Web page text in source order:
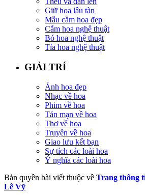
Giữ hoa lâu tàn
Mẫu cắm hoa đẹp
Cắm hoa nghệ thuật
Bó hoa nghệ thuật
Tỉa hoa nghệ thuật
GIẢI TRÍ
Ảnh hoa đẹp
Nhạc về hoa
Phim về hoa
Tản mạn về hoa
Thơ về hoa
Truyện về hoa
Giao lưu kết bạn
Sự tích các loài hoa
Ý nghĩa các loài hoa
Bản quyền bài viết thuộc về Trang thông
Lê Vỹ